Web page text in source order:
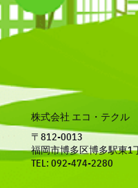
株式会社 エコ・テクル
〒812-0013
福岡市博多区博多駅東1
TEL: 092-474-2280